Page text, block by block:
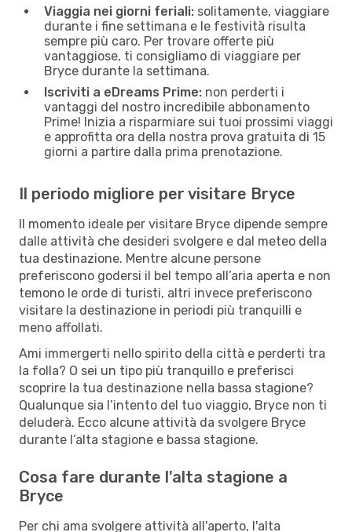
Viaggia nei giorni feriali: solitamente, viaggiare
durante i fine settimana e le festività risulta
sempre più caro. Per trovare offerte più
vantaggiose, ti consigliamo di viaggiare per
Bryce durante la settimana.
Iscriviti a eDreams Prime: non perderti i
vantaggi del nostro incredibile abbonamento
Prime! Inizia a risparmiare sui tuoi prossimi viaggi
e approfitta ora della nostra prova gratuita di 15
giorni a partire dalla prima prenotazione.
Il periodo migliore per visitare Bryce
Il momento ideale per visitare Bryce dipende sempre
dalle attività che desideri svolgere e dal meteo della
tua destinazione. Mentre alcune persone
preferiscono godersi il bel tempo all’aria aperta e non
temono le orde di turisti, altri invece preferiscono
visitare la destinazione in periodi più tranquilli e
meno affollati.
Ami immergerti nello spirito della città e perderti tra
la folla? O sei un tipo più tranquillo e preferisci
scoprire la tua destinazione nella bassa stagione?
Qualunque sia l’intento del tuo viaggio, Bryce non ti
deluderà. Ecco alcune attività da svolgere Bryce
durante l’alta stagione e bassa stagione.
Cosa fare durante l'alta stagione a
Bryce
Per chi ama svolgere attività all'aperto, l'alta